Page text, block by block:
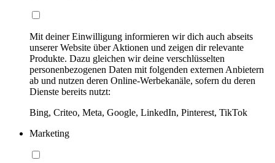
Mit deiner Einwilligung informieren wir dich auch abseits
unserer Website über Aktionen und zeigen dir relevante
Produkte. Dazu gleichen wir deine verschlüsselten
personenbezogenen Daten mit folgenden externen Anbietern
ab und nutzen deren Online-Werbekanäle, sofern du deren
Dienste bereits nutzt:
Bing, Criteo, Meta, Google, LinkedIn, Pinterest, TikTok
Marketing